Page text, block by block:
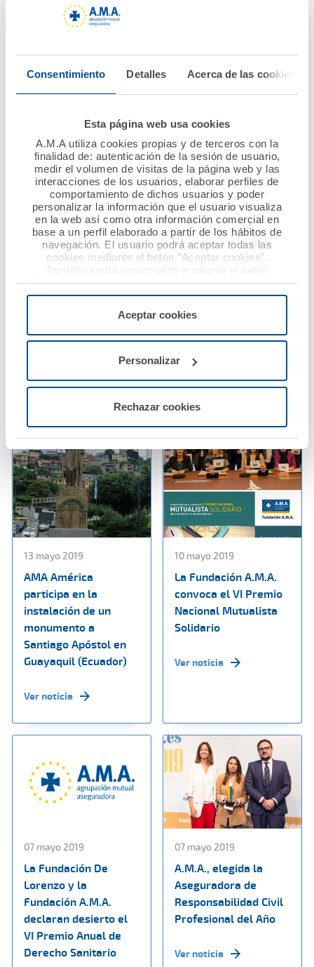
Consentimiento Detalles Acerca de las cookies
Esta página web usa cookies
A.M.A utiliza cookies propias y de terceros con la
finalidad de: autenticación de la sesión de usuario,
medir el volumen de visitas de la página web y las
interacciones de los usuarios, elaborar perfiles de
comportamiento de dichos usuarios y poder
personalizar la información que el usuario visualiza
en la web así como otra información comercial en
base a un perfil elaborado a partir de los hábitos de
navegación. El usuario podrá aceptar todas las
cookies mediante el botón "Aceptar cookies".
También podrá rechazarlas mediante el botón
"Rechazar", donde se rechazarán todas las cookies
menos las necesarias para permitir el acceso a los
configurarlas usando el botón “Personalizar".
Aceptar cookies
Personalizar
Rechazar cookies
excelencia en los
seguros de Autos,
Sanitarios y
Farmacéuticos
Ver noticia
20 mayo 2019
Nacional de Medicina
General y de Familia
Ver noticia
20 mayo 2019
alumnos del Máster
de Derecho Sanitario
Pablo-CEU
Ver noticia
13 mayo 2019
AMA América
participa en la
instalación de un
monumento a
Santiago Apóstol en
Guayaquil (Ecuador)
Ver noticia
10 mayo 2019
La Fundación A.M.A.
convoca el VI Premio
Nacional Mutualista
Solidario
Ver noticia
07 mayo 2019
La Fundación De
Lorenzo y la
Fundación A.M.A.
declaran desierto el
VI Premio Anual de
Derecho Sanitario
07 mayo 2019
A.M.A., elegida la
Aseguradora de
Responsabilidad Civil
Profesional del Año
Ver noticia